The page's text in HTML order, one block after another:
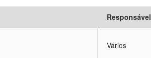
Responsável
Vários